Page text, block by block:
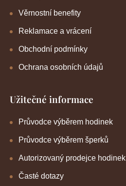
Věrnostní benefity
Reklamace a vrácení
Obchodní podmínky
Ochrana osobních údajů
Užitečné informace
Průvodce výběrem hodinek
Průvodce výběrem šperků
Autorizovaný prodejce hodinek
Časté dotazy